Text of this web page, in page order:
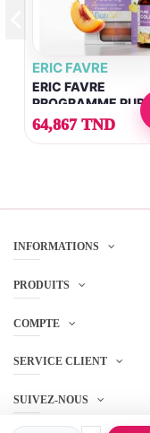
ERIC FAVRE
ERIC FAVRE
PROGRAMME
COLLAGEN+ 4000
64,867 TND
INFORMATIONS
PRODUITS
COMPTE
SERVICE CLIENT
SUIVEZ-NOUS